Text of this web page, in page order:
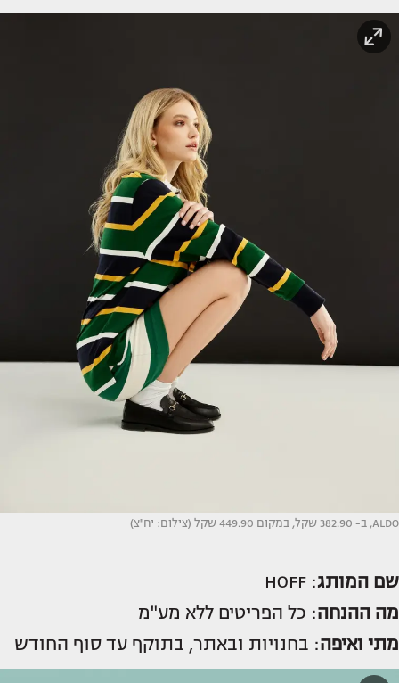
ALDO, ב- 382.90 שקל, במקום 449.90 שקל (צילום: יח''צ)
שם המותג: HOFF
מה ההנחה: כל הפריטים ללא מע"מ
מתי ואיפה: בחנויות ובאתר, בתוקף עד סוף החודש